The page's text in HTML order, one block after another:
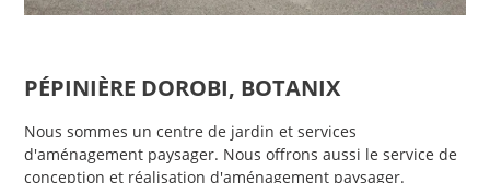
PÉPINIÈRE DOROBI, BOTANIX
Nous sommes un centre de jardin et services
d'aménagement paysager. Nous offrons aussi le service de
conception et réalisation d'aménagement paysager.